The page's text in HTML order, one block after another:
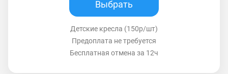
Выбрать
Детские кресла (150р/шт)
Предоплата не требуется
Бесплатная отмена за 12ч